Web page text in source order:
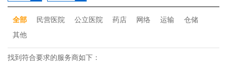
全部 民营医院 公立医院 药店 网络 运输
仓储
其他
找到符合要求的服务商如下：